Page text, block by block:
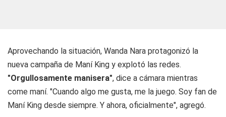
Aprovechando la situación, Wanda Nara protagonizó la
nueva campaña de Maní King y explotó las redes.
"Orgullosamente manisera", dice a cámara mientras
come maní. "Cuando algo me gusta, me la juego. Soy fan de
Maní King desde siempre. Y ahora, oficialmente", agregó.